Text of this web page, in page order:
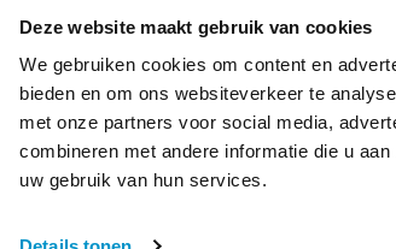
Deze website maakt gebruik van cookies
We gebruiken cookies om content en
bieden en om ons websiteverkeer te
met onze partners voor social media,
combineren met andere informatie die u
uw gebruik van hun services.
Contact
Vervoer